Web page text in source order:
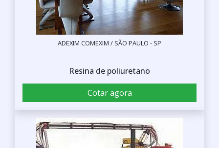
ADEXIM COMEXIM / SÃO PAULO - SP
Resina de poliuretano
Cotar agora